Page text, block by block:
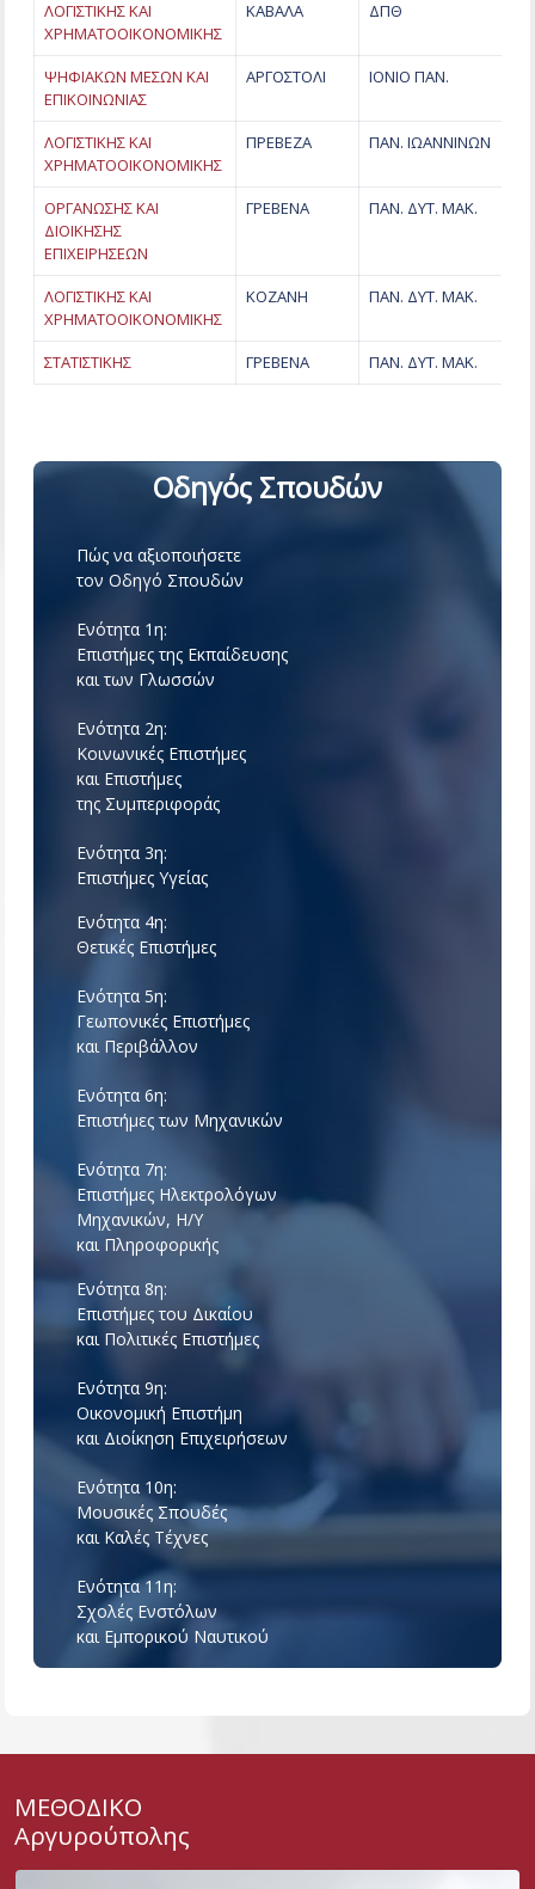
ΛΟΓΙΣΤΙΚΗΣ ΚΑΙ
ΧΡΗΜΑΤΟΟΙΚΟΝΟΜΙΚΗΣ
ΚΑΒΑΛΑ ΔΠΘ
ΨΗΦΙΑΚΩΝ ΜΕΣΩΝ ΚΑΙ
ΕΠΙΚΟΙΝΩΝΙΑΣ
ΑΡΓΟΣΤΟΛΙ ΙΟΝΙΟ ΠΑΝ.
ΛΟΓΙΣΤΙΚΗΣ ΚΑΙ
ΧΡΗΜΑΤΟΟΙΚΟΝΟΜΙΚΗΣ
ΠΡΕΒΕΖΑ ΠΑΝ. ΙΩΑΝΝΙΝΩΝ
ΟΡΓΑΝΩΣΗΣ ΚΑΙ
ΔΙΟΙΚΗΣΗΣ
ΕΠΙΧΕΙΡΗΣΕΩΝ
ΓΡΕΒΕΝΑ ΠΑΝ. ΔΥΤ. ΜΑΚ.
ΛΟΓΙΣΤΙΚΗΣ ΚΑΙ
ΧΡΗΜΑΤΟΟΙΚΟΝΟΜΙΚΗΣ
ΚΟΖΑΝΗ ΠΑΝ. ΔΥΤ. ΜΑΚ.
ΣΤΑΤΙΣΤΙΚΗΣ ΓΡΕΒΕΝΑ ΠΑΝ. ΔΥΤ. ΜΑΚ.
Οδηγός Σπουδών
Πώς να αξιοποιήσετε
τον Οδηγό Σπουδών
Ενότητα 1η:
Επιστήμες της Εκπαίδευσης
και των Γλωσσών
Ενότητα 2η:
Κοινωνικές Επιστήμες
και Επιστήμες
της Συμπεριφοράς
Ενότητα 3η:
Επιστήμες Υγείας
Ενότητα 4η:
Θετικές Επιστήμες
Ενότητα 5η:
Γεωπονικές Επιστήμες
και Περιβάλλον
Ενότητα 6η:
Επιστήμες των Μηχανικών
Ενότητα 7η:
Επιστήμες Ηλεκτρολόγων
Μηχανικών, Η/Υ
και Πληροφορικής
Ενότητα 8η:
Επιστήμες του Δικαίου
και Πολιτικές Επιστήμες
Ενότητα 9η:
Οικονομική Επιστήμη
και Διοίκηση Επιχειρήσεων
Ενότητα 10η:
Μουσικές Σπουδές
και Καλές Τέχνες
Ενότητα 11η:
Σχολές Ενστόλων
και Εμπορικού Ναυτικού
ΜΕΘΟΔΙΚΟ
Αργυρούπολης